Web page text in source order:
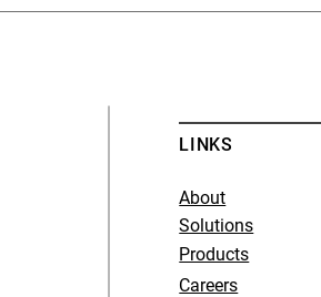
LINKS
About
Solutions
Products
Careers